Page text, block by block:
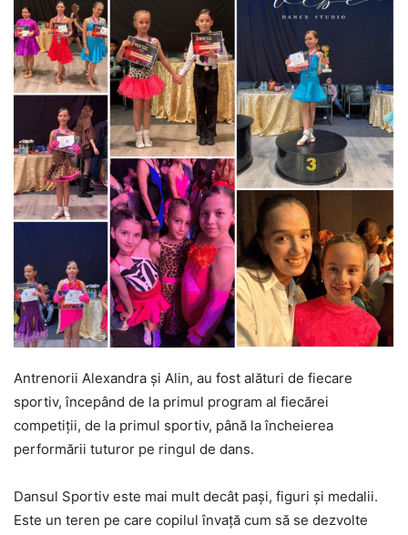
Antrenorii Alexandra și Alin, au fost alături de fiecare
sportiv, începând de la primul program al fiecărei
competiții, de la primul sportiv, până la încheierea
performării tuturor pe ringul de dans.
Dansul Sportiv este mai mult decât pași, figuri și medalii.
Este un teren pe care copilul învață cum să se dezvolte